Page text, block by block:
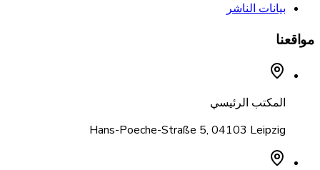
بيانات الناشر
مواقعنا
المكتب الرئيسي
Hans-Poeche-Straße 5, 04103 Leipzig